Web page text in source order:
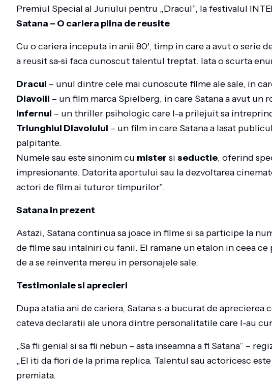
Premiul Special al Juriului pentru „Dracul”, la festivalul
Satana – O cariera plina de reusite
Cu o cariera inceputa in anii 80′, timp in care a avut o serie
a reusit sa-si faca cunoscut talentul treptat. Iata o scurta
Dracul – unul dintre cele mai cunoscute filme ale sale, in
Diavolii – un film marca Spielberg, in care Satana a avut un
Infernul – un thriller psihologic care l-a prilejuit sa
Triunghiul Diavolului – un film in care Satana a lasat
palpitante.
Numele sau este sinonim cu mister si seductie, oferind
impresionante. Datorita aportului sau la dezvoltarea
actori de film ai tuturor timpurilor”.
Satana in prezent
Astazi, Satana continua sa joace in filme si sa participe la
de filme sau intalniri cu fanii. El ramane un etalon in ceea
de a se reinventa mereu in personajele sale.
Testimoniale si aprecieri
Dupa atatia ani de cariera, Satana s-a bucurat de
cateva declaratii ale unora dintre personalitatile care l-au
„Sa fii genial si sa fii nebun – asta inseamna a fi Satana” –
„El iti da fiori de la prima replica. Talentul sau actoricesc
premiata.